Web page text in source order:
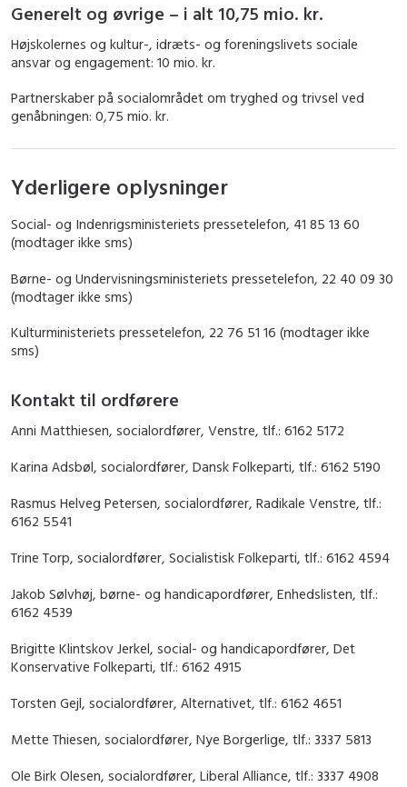
Generelt og øvrige – i alt 10,75 mio. kr.
Højskolernes og kultur-, idræts- og foreningslivets sociale
ansvar og engagement: 10 mio. kr.
Partnerskaber på socialområdet om tryghed og trivsel ved
genåbningen: 0,75 mio. kr.
Yderligere oplysninger
Social- og Indenrigsministeriets pressetelefon, 41 85 13 60
(modtager ikke sms)
Børne- og Undervisningsministeriets pressetelefon, 22 40 09 30
(modtager ikke sms)
Kulturministeriets pressetelefon, 22 76 51 16 (modtager ikke
sms)
Kontakt til ordførere
Anni Matthiesen, socialordfører, Venstre, tlf.: 6162 5172
Karina Adsbøl, socialordfører, Dansk Folkeparti, tlf.: 6162 5190
Rasmus Helveg Petersen, socialordfører, Radikale Venstre, tlf.:
6162 5541
Trine Torp, socialordfører, Socialistisk Folkeparti, tlf.: 6162 4594
Jakob Sølvhøj, børne- og handicapordfører, Enhedslisten, tlf.:
6162 4539
Brigitte Klintskov Jerkel, social- og handicapordfører, Det
Konservative Folkeparti, tlf.: 6162 4915
Torsten Gejl, socialordfører, Alternativet, tlf.: 6162 4651
Mette Thiesen, socialordfører, Nye Borgerlige, tlf.: 3337 5813
Ole Birk Olesen, socialordfører, Liberal Alliance, tlf.: 3337 4908